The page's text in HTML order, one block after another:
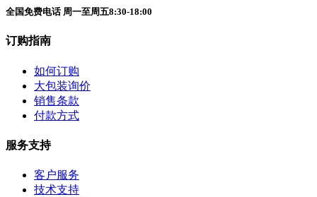
全国免费电话 周一至周五8:30-18:00
订购指南
如何订购
大包装询价
销售条款
付款方式
服务支持
客户服务
技术支持